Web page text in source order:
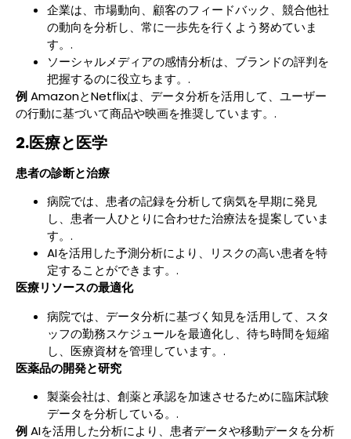
企業は、市場動向、顧客のフィードバック、競合他社
の動向を分析し、常に一歩先を行くよう努めていま
す。.
ソーシャルメディアの感情分析は、ブランドの評判を
把握するのに役立ちます。.
例AmazonとNetflixは、データ分析を活用して、ユーザー
の行動に基づいて商品や映画を推奨しています。.
2.医療と医学
患者の診断と治療
病院では、患者の記録を分析して病気を早期に発見
し、患者一人ひとりに合わせた治療法を提案していま
す。.
AIを活用した予測分析により、リスクの高い患者を特
定することができます。.
医療リソースの最適化
病院では、データ分析に基づく知見を活用して、スタ
ッフの勤務スケジュールを最適化し、待ち時間を短縮
し、医療資材を管理しています。.
医薬品の開発と研究
製薬会社は、創薬と承認を加速させるために臨床試験
データを分析している。.
例AIを活用した分析により、患者データや移動データを分析